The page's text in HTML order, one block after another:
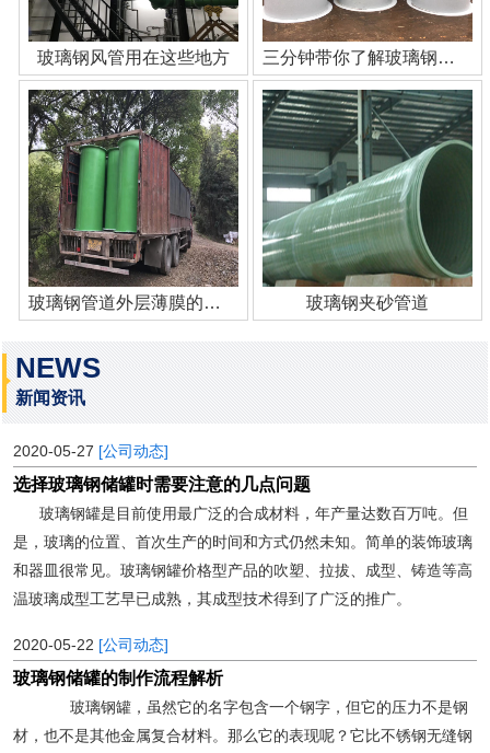
玻璃钢风管用在这些地方 三分钟带你了解玻璃钢管道
玻璃钢管道外层薄膜的作用 玻璃钢夹砂管道
NEWS
新闻资讯
2020-05-27 [公司动态]
选择玻璃钢储罐时需要注意的几点问题
玻璃钢罐是目前使用最广泛的合成材料，年产量达数百万吨。但
是，玻璃的位置、首次生产的时间和方式仍然未知。简单的装饰玻璃
和器皿很常见。玻璃钢罐价格型产品的吹塑、拉拔、成型、铸造等高
温玻璃成型工艺早已成熟，其成型技术得到了广泛的推广。
2020-05-22 [公司动态]
玻璃钢储罐的制作流程解析
玻璃钢罐，虽然它的名字包含一个钢字，但它的压力不是钢
材，也不是其他金属复合材料。那么它的表现呢？它比不锈钢无缝钢